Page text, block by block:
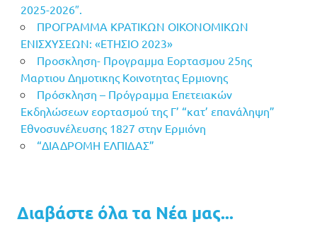
2025-2026″.
ΠΡΟΓΡΑΜΜΑ ΚΡΑΤΙΚΩΝ ΟΙΚΟΝΟΜΙΚΩΝ
ΕΝΙΣΧΥΣΕΩΝ: «ΕΤΗΣΙΟ 2023»
Προσκληση- Προγραμμα Εορτασμου 25ης
Μαρτιου Δημοτικης Κοινοτητας Ερμιονης
Πρόσκληση – Πρόγραμμα Επετειακών
Εκδηλώσεων εορτασμού της Γ’ “κατ’ επανάληψη”
Εθνοσυνέλευσης 1827 στην Ερμιόνη
“ΔΙΑΔΡΟΜΗ ΕΛΠΙΔΑΣ”
Διαβάστε όλα τα Νέα μας...